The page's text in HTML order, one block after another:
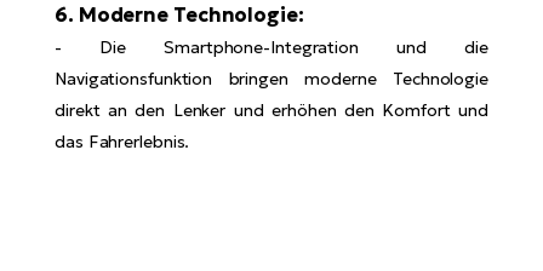
6. Moderne Technologie:
- Die Smartphone-Integration und die
Navigationsfunktion bringen moderne Technologie
direkt an den Lenker und erhöhen den Komfort und
das Fahrerlebnis.